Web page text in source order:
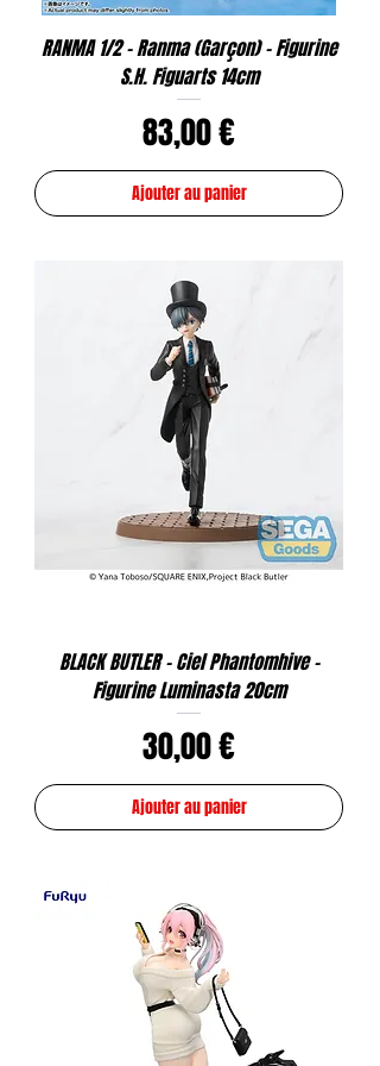
RANMA 1/2 - Ranma (Garçon) - Figurine
S.H. Figuarts 14cm
Prix
83,00 €
Ajouter au panier
BLACK BUTLER - Ciel Phantomhive -
Figurine Luminasta 20cm
Prix
30,00 €
Ajouter au panier